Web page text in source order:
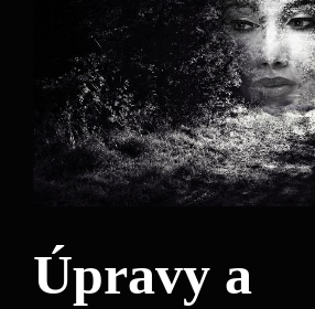
Úpravy a